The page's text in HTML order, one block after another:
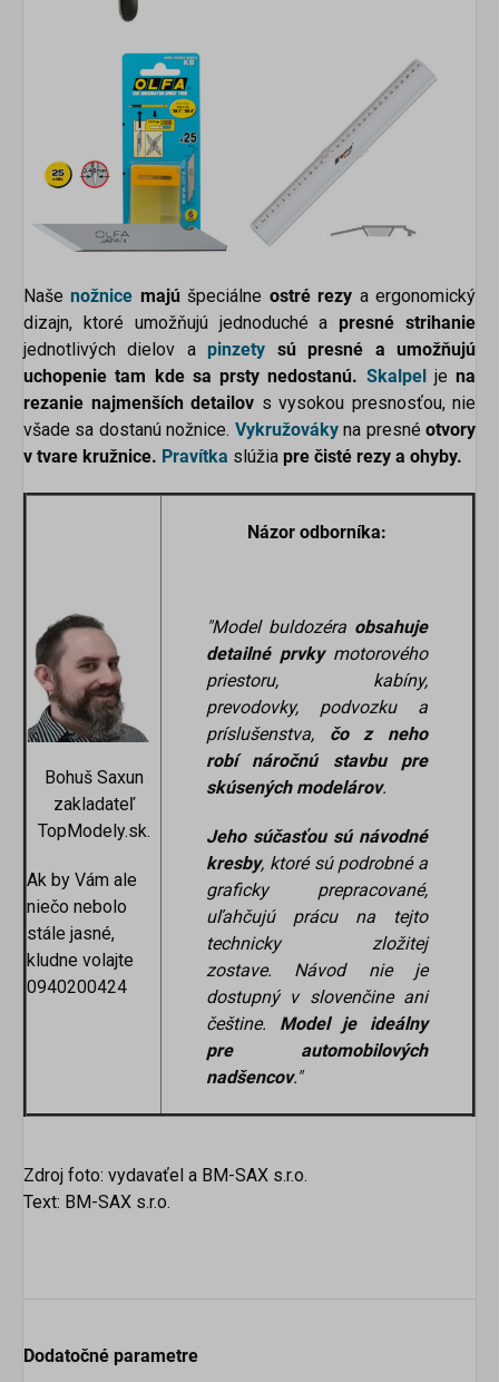
Našenožnice majú špeciálne ostré rezy a ergonomický
dizajn, ktoré umožňujú jednoduché a presné strihanie
jednotlivých dielov apinzety sú presné a umožňujú
uchopenie tam kde sa prsty nedostanú. Skalpel je na
rezanie najmenších detailov s vysokou presnosťou, nie
všade sa dostanú nožnice. Vykružováky na presnéotvory
v tvare kružnice. Pravítka slúžia pre čisté rezy a ohyby.
Bohuš Saxun
zakladateľ
TopModely.sk.
Ak by Vám ale
niečo nebolo
stále jasné,
kludne volajte
0940200424
Názor odborníka:
"Model buldozéra obsahuje
detailné prvkymotorového
priestoru, kabíny,
prevodovky, podvozku a
príslušenstva, čo z neho
robí náročnú stavbu pre
skúsených modelárov.
Jeho súčasťou sú návodné
kresby, ktoré sú podrobné a
graficky prepracované,
uľahčujú prácu na tejto
technicky zložitej
zostave. Návod nie je
dostupný v slovenčine ani
češtine. Model je ideálny
pre automobilových
nadšencov."
Zdroj foto: vydavaťel a BM-SAX s.r.o.
Text: BM-SAX s.r.o.
Dodatočné parametre